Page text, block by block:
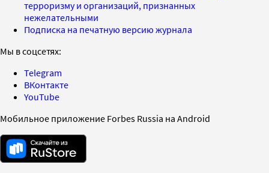
терроризму и организаций, признанных
нежелательными
Подписка на печатную версию журнала
Мы в соцсетях:
Telegram
ВКонтакте
YouTube
Мобильное приложение Forbes Russia на Android